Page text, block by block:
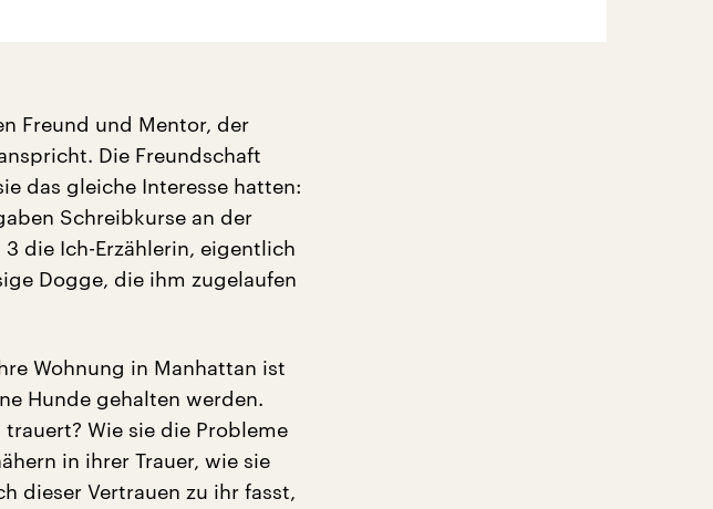
Freund und Mentor, der
Die Freundschaft
das gleiche Interesse hatten:
Schreibkurse an der
die Ich-Erzählerin, eigentlich
Dogge, die ihm zugelaufen
Wohnung in Manhattan ist
Hunde gehalten werden.
Wie sie die Probleme
in ihrer Trauer, wie sie
dieser Vertrauen zu ihr fasst,